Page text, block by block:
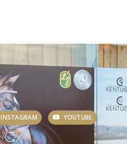
INSTAGRAM YOUTUBE